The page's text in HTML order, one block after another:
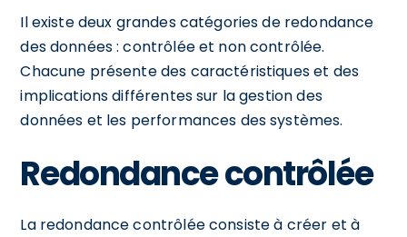
Il existe deux grandes catégories de redondance
des données : contrôlée et non contrôlée.
Chacune présente des caractéristiques et des
implications différentes sur la gestion des
données et les performances des systèmes.
Redondance contrôlée
La redondance contrôlée consiste à créer et à